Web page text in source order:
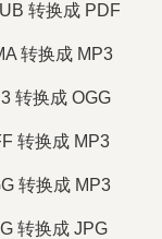
转换成 PDF
转换成 MP3
转换成 OGG
转换成 MP3
转换成 MP3
转换成 JPG